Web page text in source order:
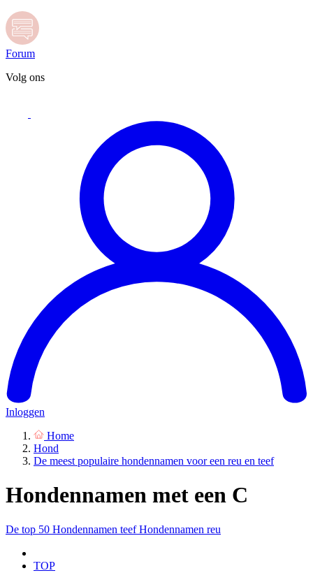
Forum
Volg ons
Inloggen
Home
Hond
De meest populaire hondennamen voor een reu en teef
Hondennamen met een C
De top 50 Hondennamen teefHondennamen reu
TOP